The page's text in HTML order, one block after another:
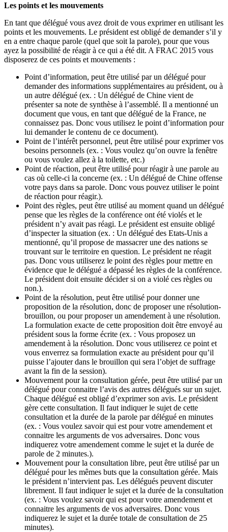
Les points et les mouvements
En tant que délégué vous avez droit de vous exprimer en utilisant les
points et les mouvements. Le président est obligé de demander s’il y
en a entre chaque parole (quel que soit la parole), pour que vous
ayez la possibilité de réagir à ce qui a été dit. A FRAC 2015 vous
disposerez de ces points et mouvements :
Point d’information, peut être utilisé par un délégué pour
demander des informations supplémentaires au président, ou à
un autre délégué (ex. : Un délégué de Chine vient de
présenter sa note de synthèse à l’assemblé. Il a mentionné un
document que vous, en tant que délégué de la France, ne
connaissez pas. Donc vous utilisez le point d’information pour
lui demander le contenu de ce document).
Point de l’intérêt personnel, peut être utilisé pour exprimer vos
besoins personnels (ex. : Vous voulez qu’on ouvre la fenêtre
ou vous voulez allez à la toilette, etc.)
Point de réaction, peut être utilisé pour réagir à une parole au
cas où celle-ci la concerne (ex. : Un délégué de Chine offense
votre pays dans sa parole. Donc vous pouvez utiliser le point
de réaction pour réagir.).
Point des règles, peut être utilisé au moment quand un délégué
pense que les règles de la conférence ont été violés et le
président n’y avait pas réagi. Le président est ensuite obligé
d’inspecter la situation (ex. : Un délégué des Etats-Unis a
mentionné, qu’il propose de massacrer une des nations se
trouvant sur le territoire en question. Le président ne réagit
pas. Donc vous utiliserez le point des règles pour mettre en
évidence que le délégué a dépassé les règles de la conférence.
Le président doit ensuite décider si on a violé ces règles ou
non.).
Point de la résolution, peut être utilisé pour donner une
proposition de la résolution, donc de proposer une résolution-
brouillon, ou pour proposer un amendement à une résolution.
La formulation exacte de cette proposition doit être envoyé au
président sous la forme écrite (ex. : Vous proposez un
amendement à la résolution. Donc vous utiliserez ce point et
vous enverrez sa formulation exacte au président pour qu’il
puisse l’ajouter dans le brouillon qui sera l’objet de suffrage
avant la fin de la session).
Mouvement pour la consultation gérée, peut être utilisé par un
délégué pour connaitre l’avis des autres délégués sur un sujet.
Chaque délégué est obligé d’exprimer son avis. Le président
gère cette consultation. Il faut indiquer le sujet de cette
consultation et la durée de la parole par délégué en minutes
(ex. : Vous voulez savoir qui est pour votre amendement et
connaitre les arguments de vos adversaires. Donc vous
indiquerez votre amendement comme le sujet et la durée de
parole de 2 minutes.).
Mouvement pour la consultation libre, peut être utilisé par un
délégué pour les mêmes buts que la consultation gérée. Mais
le président n’intervient pas. Les délégués peuvent discuter
librement. Il faut indiquer le sujet et la durée de la consultation
(ex. : Vous voulez savoir qui est pour votre amendement et
connaitre les arguments de vos adversaires. Donc vous
indiquerez le sujet et la durée totale de consultation de 25
minutes).